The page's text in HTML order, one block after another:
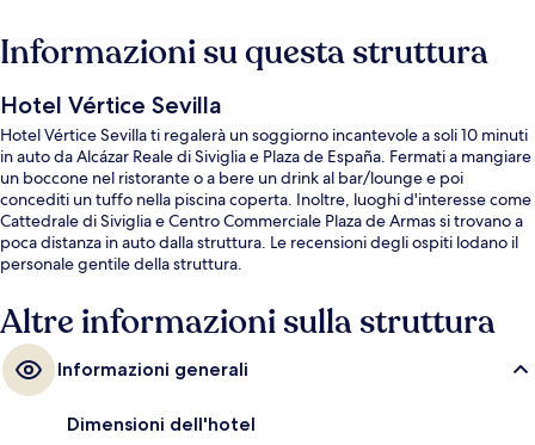
Informazioni su questa struttura
Hotel Vértice Sevilla
Hotel Vértice Sevilla ti regalerà un soggiorno incantevole a soli 10 minuti
in auto da Alcázar Reale di Siviglia e Plaza de España. Fermati a mangiare
un boccone nel ristorante o a bere un drink al bar/lounge e poi
concediti un tuffo nella piscina coperta. Inoltre, luoghi d'interesse come
Cattedrale di Siviglia e Centro Commerciale Plaza de Armas si trovano a
poca distanza in auto dalla struttura. Le recensioni degli ospiti lodano il
personale gentile della struttura.
Altre informazioni sulla struttura
Informazioni generali
Dimensioni dell'hotel